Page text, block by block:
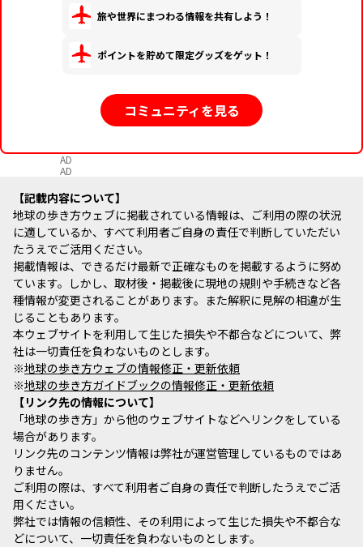
旅や世界にまつわる情報を共有しよう！
ポイントを貯めて限定グッズをゲット！
コミュニティを見る
AD
AD
記載内容について
地球の歩き方ウェブに掲載されている情報は、ご利用の際の状況
に適しているか、すべて利用者ご自身の責任で判断していただい
たうえでご活用ください。
掲載情報は、できるだけ最新で正確なものを掲載するように努め
ています。しかし、取材後・掲載後に現地の規則や手続きなど各
種情報が変更されることがあります。また解釈に見解の相違が生
じることもあります。
本ウェブサイトを利用して生じた損失や不都合などについて、弊
社は一切責任を負わないものとします。
※地球の歩き方ウェブの情報修正・更新依頼
※地球の歩き方ガイドブックの情報修正・更新依頼
リンク先の情報について
「地球の歩き方」から他のウェブサイトなどへリンクをしている
場合があります。
リンク先のコンテンツ情報は弊社が運営管理しているものではあ
りません。
ご利用の際は、すべて利用者ご自身の責任で判断したうえでご活
用ください。
弊社では情報の信頼性、その利用によって生じた損失や不都合な
どについて、一切責任を負わないものとします。